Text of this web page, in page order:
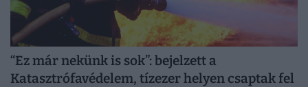
“Ez már nekünk is sok”: bejelzett a
Katasztrófavédelem, tízezer helyen csaptak fel